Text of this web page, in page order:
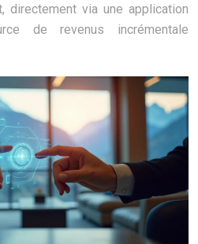
directement via une application
de revenus incrémentale